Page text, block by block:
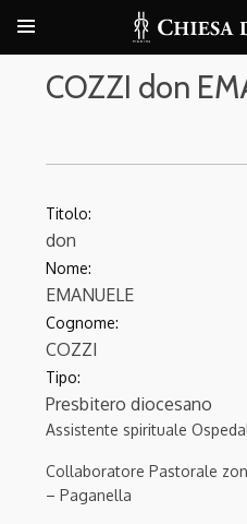
COZZI don
Titolo:
don
Nome:
EMANUELE
Cognome:
COZZI
Tipo:
Presbitero diocesano
Assistente spirituale
Collaboratore Pastorale
– Paganella